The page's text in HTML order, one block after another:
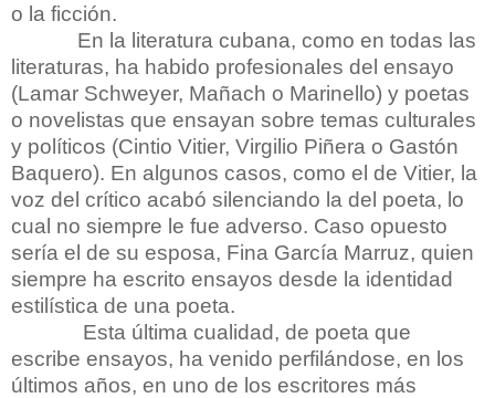
o la ficción.
En la literatura cubana, como en todas las
literaturas, ha habido profesionales del ensayo
(Lamar Schweyer, Mañach o Marinello) y poetas
o novelistas que ensayan sobre temas culturales
y políticos (Cintio Vitier, Virgilio Piñera o Gastón
Baquero). En algunos casos, como el de Vitier, la
voz del crítico acabó silenciando la del poeta, lo
cual no siempre le fue adverso. Caso opuesto
sería el de su esposa, Fina García Marruz, quien
siempre ha escrito ensayos desde la identidad
estilística de una poeta.
Esta última cualidad, de poeta que
escribe ensayos, ha venido perfilándose, en los
últimos años, en uno de los escritores más